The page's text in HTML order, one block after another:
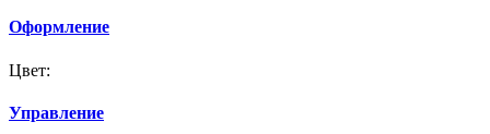
Оформление
Цвет:
Управление